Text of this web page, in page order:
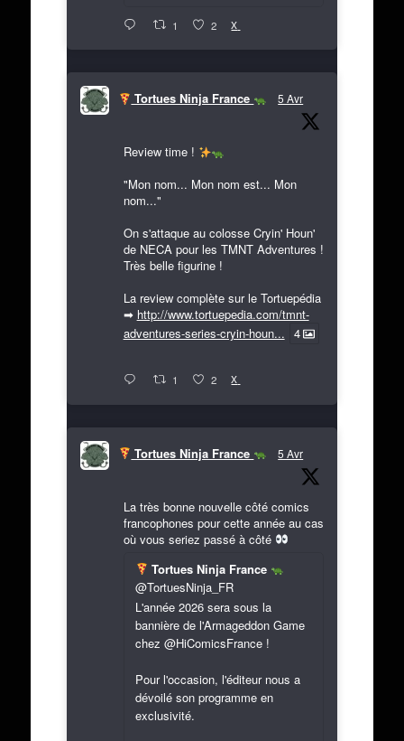
1 2 X
Tortues Ninja France 5 Avr
Review time !
"Mon nom... Mon nom est... Mon
nom..."
On s'attaque au colosse Cryin' Houn'
de NECA pour les TMNT Adventures !
Très belle figurine !
La review complète sur le Tortuepédia
➡ http://www.tortuepedia.com/tmnt-
adventures-series-cryin-houn... 4
1 2 X
Tortues Ninja France 5 Avr
La très bonne nouvelle côté comics
francophones pour cette année au cas
où vous seriez passé à côté
Tortues Ninja France
@TortuesNinja_FR
L'année 2026 sera sous la
bannière de l'Armageddon Game
chez @HiComicsFrance !
Pour l'occasion, l'éditeur nous a
dévoilé son programme en
exclusivité.